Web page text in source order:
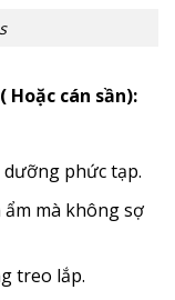
cán sần):
phức tạp.
mà không sợ
treo lắp.